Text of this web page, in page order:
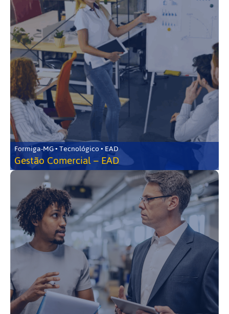
Formiga-MG • Tecnológico • EAD
Gestão Comercial – EAD